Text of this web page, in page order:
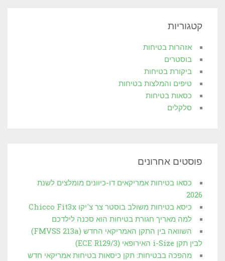
קטגוריות
אזהרות בטיחות
בוסטרים
ביקורת בטיחות
טיפים והמלצות בטיחות
כסאות בטיחות
סלקלים
פוסטים אחרונים
כסאו בטיחות אמריקאים דו-כיוונים מומלצים לשנת
2026
כיסא בטיחות משולב בוסטר צר צ'יקו Chicco Fit3x
למה מאריך חגורת בטיחות הוא סכנה לילדכם
השוואה בין התקן האמריקאי החדש (FMVSS 213a)
לבין תקן i-Size האירופאי (3/ECE R129)
מהפכה בבטיחות: תקן כיסאות בטיחות אמריקאי חדש